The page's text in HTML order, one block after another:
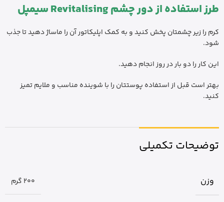
طرز استفاده از دور چشم Revitalising سیمپل
کرم را زیر چشمتان پخش کنید و به کمک اپلیکاتور آن را ماساژ دهید تا جذب
شود.
این کار را دو بار در روز انجام دهید.
بهتر است قبل از استفاده پوستتان را با شوینده مناسب و ملایم تمیز
کنید.
توضیحات تکمیلی
وزن 200 گرم